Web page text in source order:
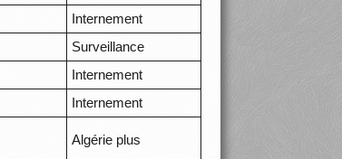
Internement
Surveillance
Internement
Internement
Algérie plus